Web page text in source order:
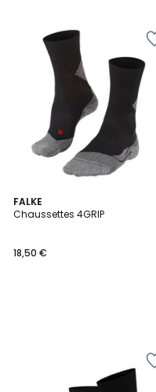
FALKE
Chaussettes 4GRIP
18,50 €